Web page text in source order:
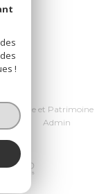
Home et Patrimoine
Admin
!